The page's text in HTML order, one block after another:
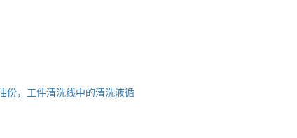
份，工件清洗线中的清洗液循